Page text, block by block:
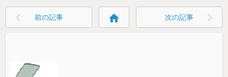
前の記事 home 次の記事